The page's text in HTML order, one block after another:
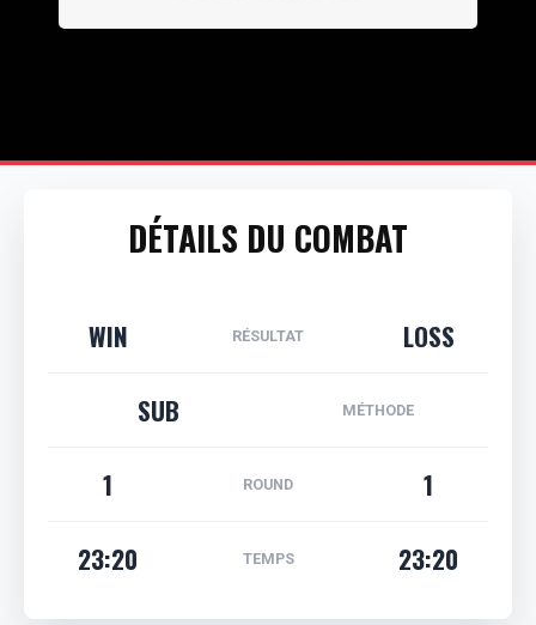
DÉTAILS DU COMBAT
WIN RÉSULTAT
LOSS
SUB
MÉTHODE
1 ROUND
1
23:20
TEMPS 23:20